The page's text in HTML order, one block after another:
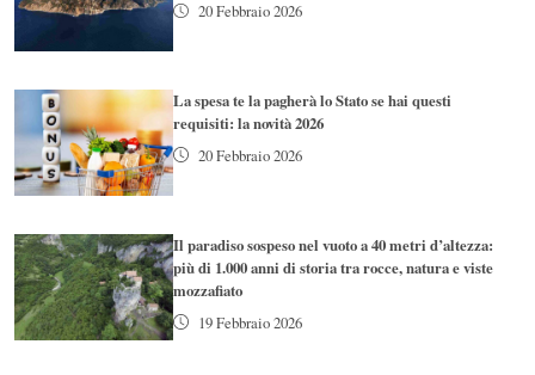
20 Febbraio 2026
La spesa te la pagherà lo Stato se hai questi
requisiti: la novità 2026
20 Febbraio 2026
Il paradiso sospeso nel vuoto a 40 metri d’altezza:
più di 1.000 anni di storia tra rocce, natura e viste
mozzafiato
19 Febbraio 2026